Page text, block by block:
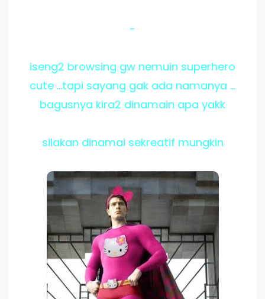
-
iseng2 browsing gw nemuin superhero
cute ...tapi sayang gak ada namanya ...
bagusnya kira2 dinamain apa yakk
silakan dinamai sekreatif mungkin